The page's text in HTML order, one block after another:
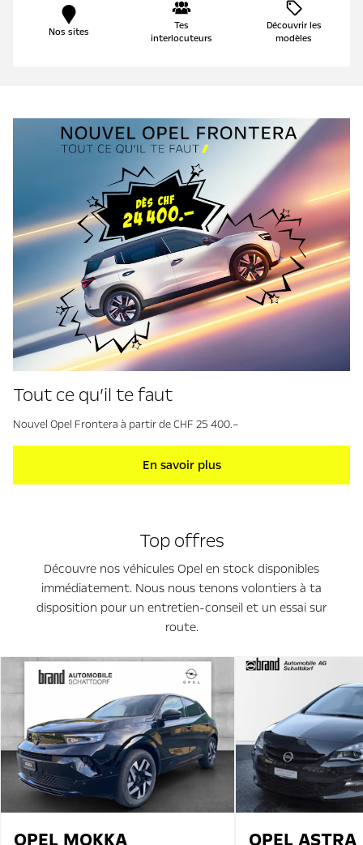
Nos sites
Tes
interlocuteurs
Découvrir les
modèles
Tout ce qu’il te faut
Nouvel Opel Frontera à partir de CHF 25 400.–
En savoir plus
Top offres
Découvre nos véhicules Opel en stock disponibles
immédiatement. Nous nous tenons volontiers à ta
disposition pour un entretien-conseil et un essai sur
route.